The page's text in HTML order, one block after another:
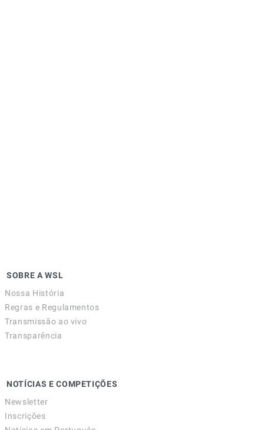
SOBRE A WSL
Nossa História
Regras e Regulamentos
Transmissão ao vivo
Transparência
NOTÍCIAS E COMPETIÇÕES
Newsletter
Inscrições